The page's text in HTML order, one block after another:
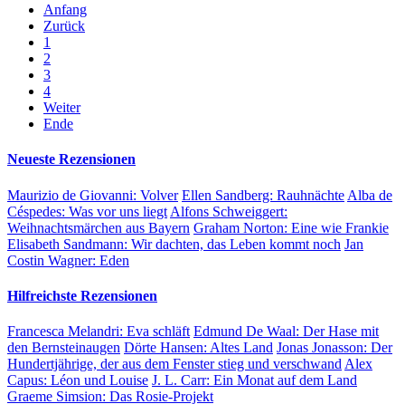
Anfang
Zurück
1
2
3
4
Weiter
Ende
Neueste Rezensionen
Maurizio de Giovanni: Volver Ellen Sandberg: Rauhnächte Alba de
Céspedes: Was vor uns liegt Alfons Schweiggert:
Weihnachtsmärchen aus Bayern Graham Norton: Eine wie Frankie
Elisabeth Sandmann: Wir dachten, das Leben kommt noch Jan
Costin Wagner: Eden
Hilfreichste Rezensionen
Francesca Melandri: Eva schläft Edmund De Waal: Der Hase mit
den Bernsteinaugen Dörte Hansen: Altes Land Jonas Jonasson: Der
Hundertjährige, der aus dem Fenster stieg und verschwand Alex
Capus: Léon und Louise J. L. Carr: Ein Monat auf dem Land
Graeme Simsion: Das Rosie-Projekt